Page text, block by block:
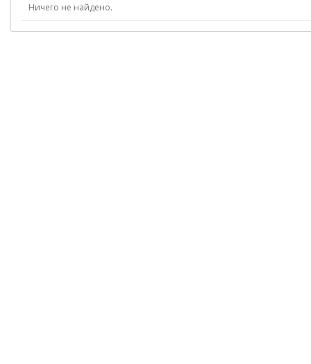
Ничего не найдено.